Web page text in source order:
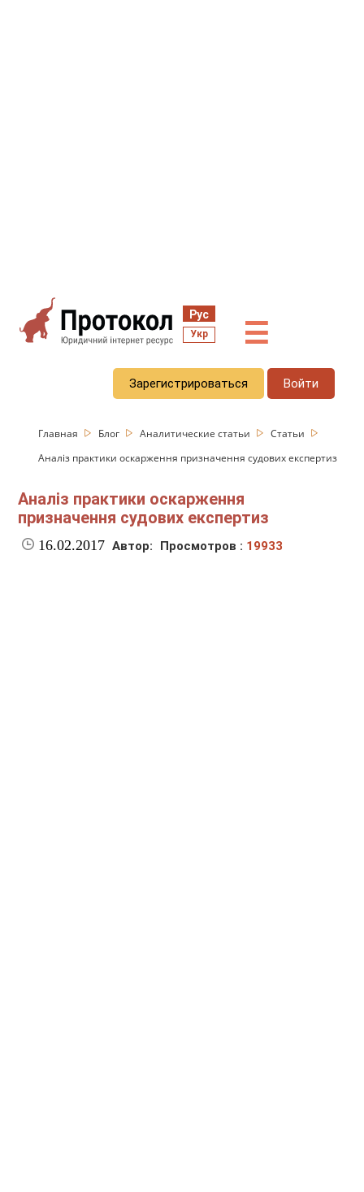
Рус
Укр ☰
Зарегистрироваться Войти
Главная Блог Аналитические статьи
Статьи
Аналіз практики оскарження призначення судових експертиз
Аналіз практики оскарження
призначення судових експертиз
16.02.2017 Автор: Просмотров : 19933